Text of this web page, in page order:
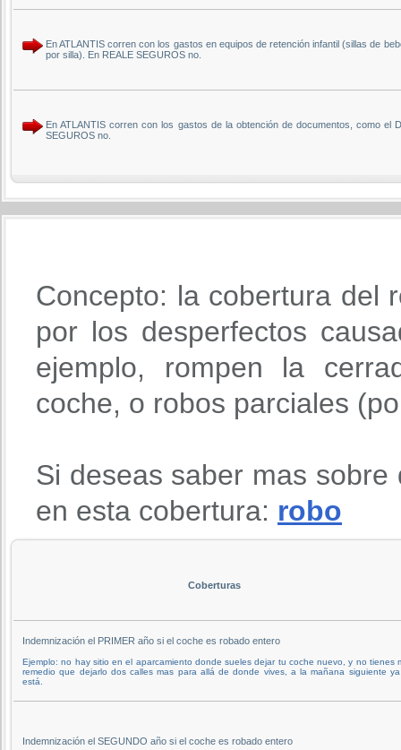
En ATLANTIS corren con los gastos en equipos de retención infantil (sillas de
por silla). En REALE SEGUROS no.
En ATLANTIS corren con los gastos de la obtención de documentos, como
SEGUROS no.
Concepto: la cobertura del
por los desperfectos
ejemplo, rompen la
coche, o robos parciales
Si deseas saber mas
en esta cobertura: robo
Coberturas
Indemnización el PRIMER año si el coche es robado entero
Ejemplo: no hay sitio en el aparcamiento donde sueles dejar tu coche nuevo, y no tienes
remedio que dejarlo dos calles mas para allá de donde vives, a la mañana siguiente
está.
Indemnización el SEGUNDO año si el coche es robado entero